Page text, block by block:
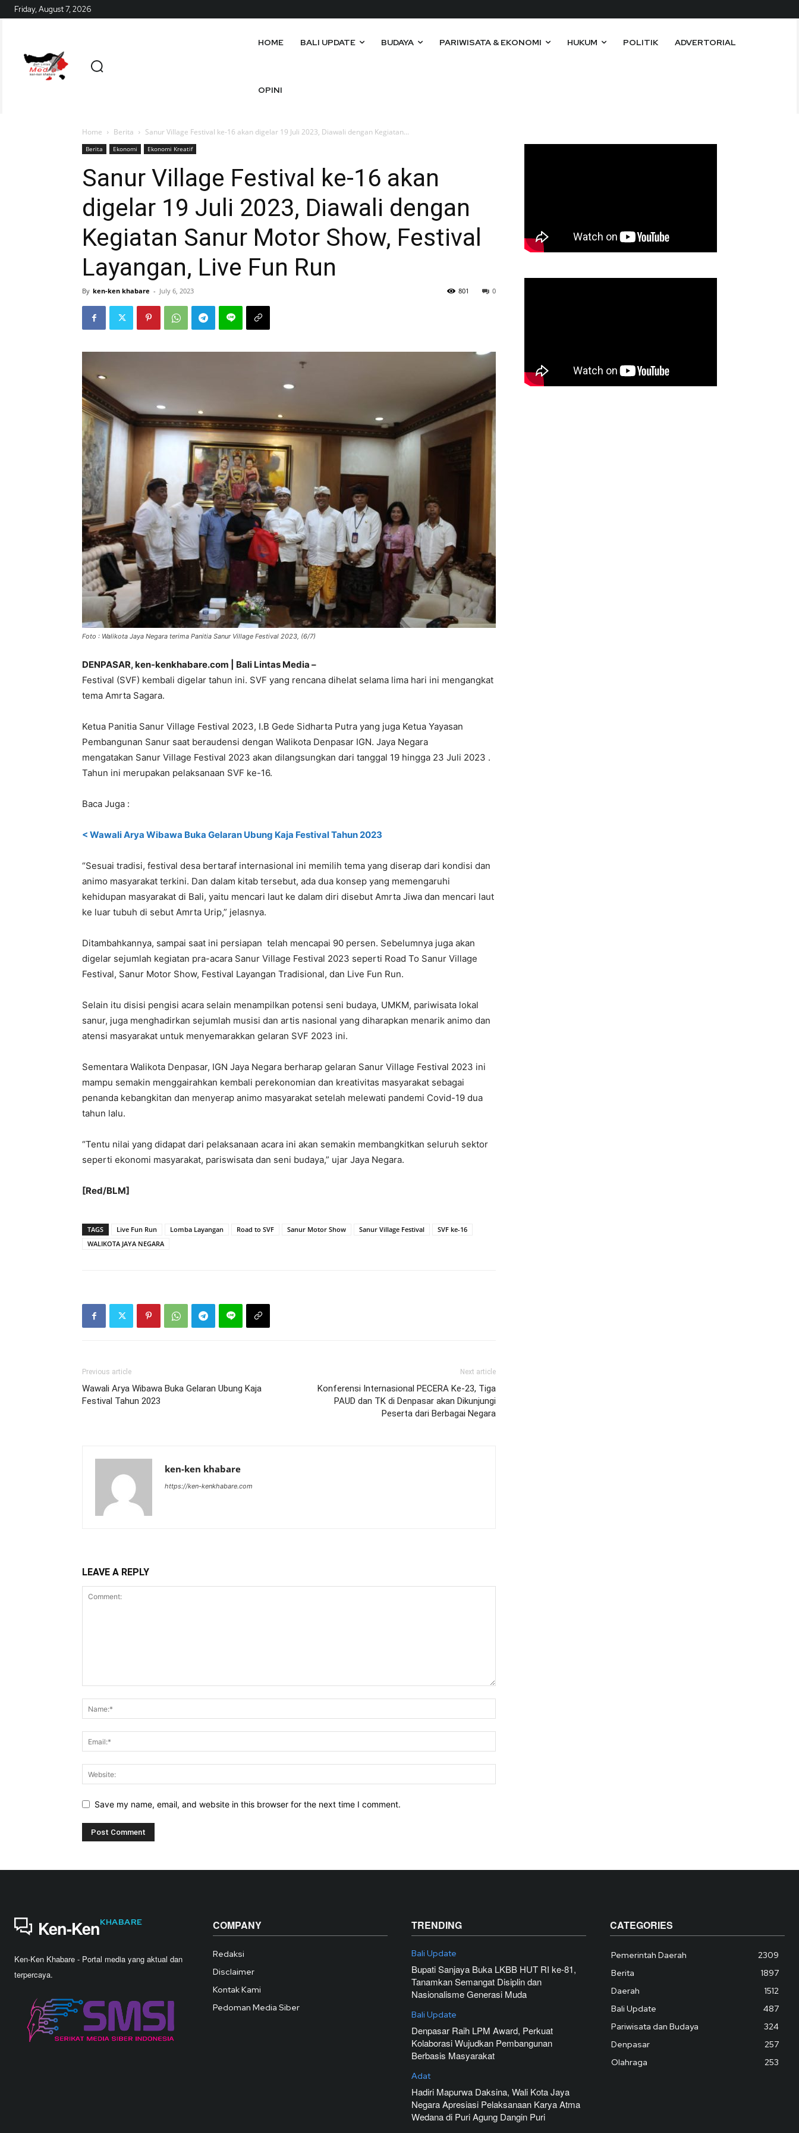
Friday, August 7, 2026
HOME BALI UPDATE BUDAYA PARIWISATA & EKONOMI HUKUM POLITIK ADVERTORIAL
OPINI
Home Berita Sanur Village Festival ke-16 akan digelar 19 Juli 2023, Diawali dengan Kegiatan...
Berita Ekonomi Ekonomi Kreatif
Sanur Village Festival ke-16 akan
digelar 19 Juli 2023, Diawali dengan
Kegiatan Sanur Motor Show, Festival
Layangan, Live Fun Run
By ken-ken khabare - July 6, 2023 0
801
Foto : Walikota Jaya Negara terima Panitia Sanur Village Festival 2023, (6/7)
DENPASAR, ken-kenkhabare.com | Bali Lintas Media –
Festival (SVF) kembali digelar tahun ini. SVF yang rencana dihelat selama lima hari ini mengangkat
tema Amrta Sagara.
Ketua Panitia Sanur Village Festival 2023, I.B Gede Sidharta Putra yang juga Ketua Yayasan
Pembangunan Sanur saat beraudensi dengan Walikota Denpasar IGN. Jaya Negara
mengatakan Sanur Village Festival 2023 akan dilangsungkan dari tanggal 19 hingga 23 Juli 2023 .
Tahun ini merupakan pelaksanaan SVF ke-16.
Baca Juga :
< Wawali Arya Wibawa Buka Gelaran Ubung Kaja Festival Tahun 2023
“Sesuai tradisi, festival desa bertaraf internasional ini memilih tema yang diserap dari kondisi dan
animo masyarakat terkini. Dan dalam kitab tersebut, ada dua konsep yang memengaruhi
kehidupan masyarakat di Bali, yaitu mencari laut ke dalam diri disebut Amrta Jiwa dan mencari laut
ke luar tubuh di sebut Amrta Urip,” jelasnya.
Ditambahkannya, sampai saat ini persiapan telah mencapai 90 persen. Sebelumnya juga akan
digelar sejumlah kegiatan pra-acara Sanur Village Festival 2023 seperti Road To Sanur Village
Festival, Sanur Motor Show, Festival Layangan Tradisional, dan Live Fun Run.
Selain itu disisi pengisi acara selain menampilkan potensi seni budaya, UMKM, pariwisata lokal
sanur, juga menghadirkan sejumlah musisi dan artis nasional yang diharapkan menarik animo dan
atensi masyarakat untuk menyemarakkan gelaran SVF 2023 ini.
Sementara Walikota Denpasar, IGN Jaya Negara berharap gelaran Sanur Village Festival 2023 ini
mampu semakin menggairahkan kembali perekonomian dan kreativitas masyarakat sebagai
penanda kebangkitan dan menyerap animo masyarakat setelah melewati pandemi Covid-19 dua
tahun lalu.
“Tentu nilai yang didapat dari pelaksanaan acara ini akan semakin membangkitkan seluruh sektor
seperti ekonomi masyarakat, pariswisata dan seni budaya,” ujar Jaya Negara.
[Red/BLM]
TAGS Live Fun Run Lomba Layangan Road to SVF Sanur Motor Show Sanur Village Festival
SVF ke-16
WALIKOTA JAYA NEGARA
Previous article
Wawali Arya Wibawa Buka Gelaran Ubung Kaja
Festival Tahun 2023
Next article
Konferensi Internasional PECERA Ke-23, Tiga
PAUD dan TK di Denpasar akan Dikunjungi
Peserta dari Berbagai Negara
ken-ken khabare
https://ken-kenkhabare.com
LEAVE A REPLY
Save my name, email, and website in this browser for the next time I comment.
Ken-KenKHABARE
Ken-Ken Khabare - Portal media yang aktual dan
terpercaya.
COMPANY
Redaksi
Disclaimer
Kontak Kami
Pedoman Media Siber
TRENDING
Bali Update
Bupati Sanjaya Buka LKBB HUT RI ke-81,
Tanamkan Semangat Disiplin dan
Nasionalisme Generasi Muda
Bali Update
Denpasar Raih LPM Award, Perkuat
Kolaborasi Wujudkan Pembangunan
Berbasis Masyarakat
Adat
Hadiri Mapurwa Daksina, Wali Kota Jaya
Negara Apresiasi Pelaksanaan Karya Atma
Wedana di Puri Agung Dangin Puri
CATEGORIES
Pemerintah Daerah
2309
Berita
1897
Daerah
1512
Bali Update
487
Pariwisata dan Budaya
324
Denpasar
257
Olahraga
253